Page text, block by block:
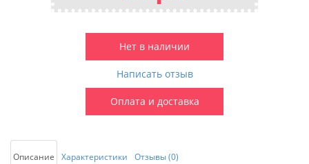
Нет в наличии
Написать отзыв
Оплата и доставка
Описание Характеристики Отзывы (0)